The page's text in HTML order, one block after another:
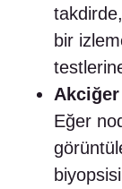
bir
Eğer